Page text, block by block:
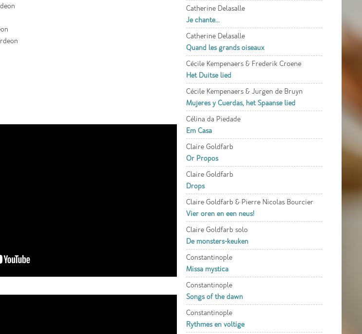
Catherine Delasalle
Je chante...
Catherine Delasalle
Quand les grands oiseaux
Cécile Kempenaers & Frederik Croene
Het Duitse lied
Cécile Kempenaers & Jurgen de Bruyn
Mujeres y Cuerdas, het Spaanse lied
Célina da Piedade
Em Casa
Claire Goldfarb
Or Propos
Claire Goldfarb
Drops
Claire Goldfarb & Pierre Nicolas Bourcier
Vier oren en een neus!
Claire Goldfarb solo
De monsters-keuken
Constantinople
Missa mystica
Constantinople
Songs of the dawn
Constantinople
Rythmes en voltige